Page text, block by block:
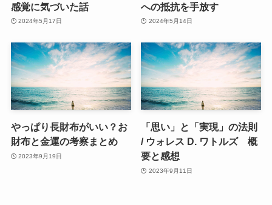
感覚に気づいた話
2024年5月17日
への抵抗を手放す
2024年5月14日
やっぱり長財布がいい？お
財布と金運の考察まとめ
2023年9月19日
「思い」と「実現」の法則
/ ウォレス D. ワトルズ 概
要と感想
2023年9月11日